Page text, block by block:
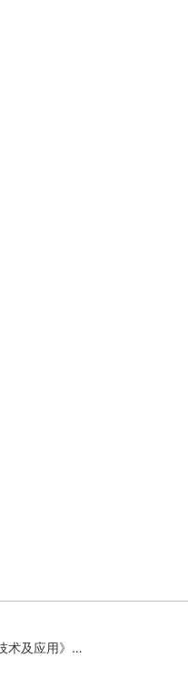
上一篇： 《地下工程结构混凝土防护与修复关键技术及应用》科技进步一等奖提名公示